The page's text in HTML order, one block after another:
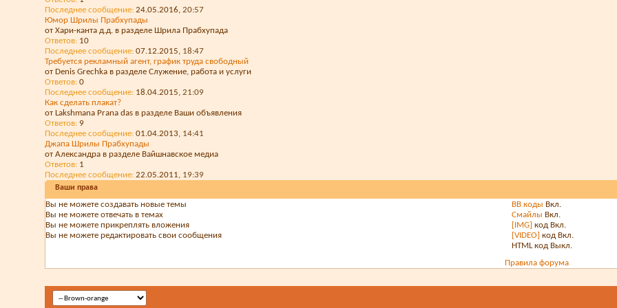
Последнее сообщение: 24.05.2016, 20:57
Юмор Шрилы Прабхупады
от Хари-канта д.д. в разделе Шрила Прабхупада
Ответов: 10
Последнее сообщение: 07.12.2015, 18:47
Требуется рекламный агент, график труда свободный
от Denis Grechka в разделе Служение, работа и услуги
Ответов: 0
Последнее сообщение: 18.04.2015, 21:09
Как сделать плакат?
от Lakshmana Prana das в разделе Ваши объявления
Ответов: 9
Последнее сообщение: 01.04.2013, 14:41
Джапа Шрилы Прабхупады
от Александра в разделе Вайшнавское медиа
Ответов: 1
Последнее сообщение: 22.05.2011, 19:39
Ваши права
Вы не можете создавать новые темы
Вы не можете отвечать в темах
Вы не можете прикреплять вложения
Вы не можете редактировать свои сообщения
BB коды Вкл.
Смайлы Вкл.
[IMG] код Вкл.
[VIDEO] код Вкл.
HTML код Выкл.
Правила форума